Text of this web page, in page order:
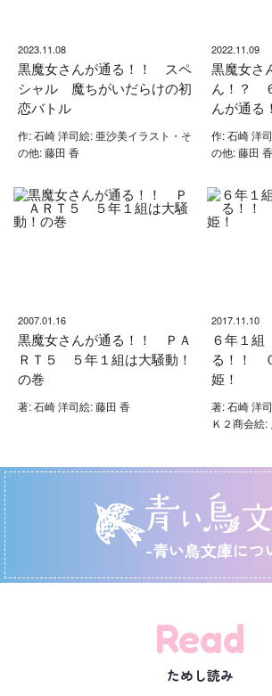
2023.11.08
黒魔女さんが通る！！ スペ
シャル 魔ちがいだらけの初
恋バトル
作: 石崎 洋司絵: 亜沙美イラスト・そ
の他: 藤田 香
2022.11.09
黒魔女さ
ん！？
んが通る
作: 石崎 洋
の他: 藤田 香
2007.01.16
黒魔女さんが通る！！ ＰＡ
ＲＴ５ ５年１組は大騒動！
の巻
著: 石崎 洋司絵: 藤田 香
2017.11.10
６年１
る！！
姫！
著: 石崎 洋
Ｋ２商会絵:
-青い鳥文庫につ
Read
ためし読み